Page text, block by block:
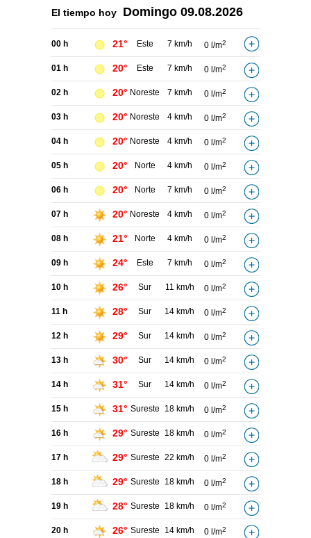
El tiempo hoy Domingo 09.08.2026
00 h 21° Este 7 km/h 0 l/m2
01 h 20° Este 7 km/h 0 l/m2
02 h 20° Noreste 7 km/h 0 l/m2
03 h 20° Noreste 4 km/h 0 l/m2
04 h 20° Noreste 4 km/h 0 l/m2
05 h 20° Norte 4 km/h 0 l/m2
06 h 20° Norte 7 km/h 0 l/m2
07 h 20° Noreste 4 km/h 0 l/m2
08 h 21° Norte 4 km/h 0 l/m2
09 h 24° Este 7 km/h 0 l/m2
10 h 26° Sur 11 km/h 0 l/m2
11 h 28° Sur 14 km/h 0 l/m2
12 h 29° Sur 14 km/h 0 l/m2
13 h 30° Sur 14 km/h 0 l/m2
14 h 31° Sur 14 km/h 0 l/m2
15 h 31° Sureste 18 km/h 0 l/m2
16 h 29° Sureste 18 km/h 0 l/m2
17 h 29° Sureste 22 km/h 0 l/m2
18 h 29° Sureste 18 km/h 0 l/m2
19 h 28° Sureste 18 km/h 0 l/m2
20 h 26° Sureste 14 km/h 0 l/m2